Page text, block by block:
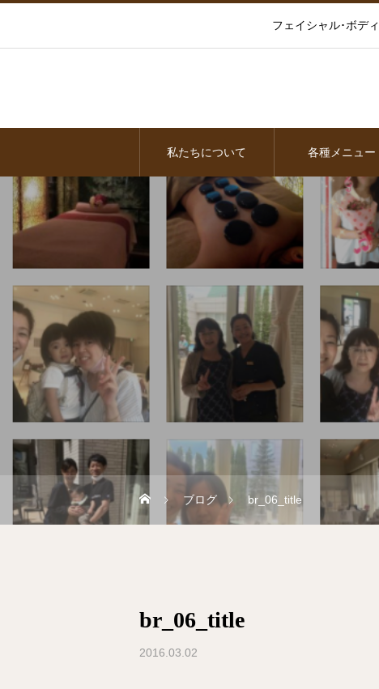
フェイシャル･ボデ
私たちについて 各種メニュー
ブログ br_06_title
br_06_title
2016.03.02